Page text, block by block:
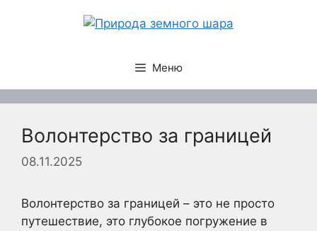
Меню
Волонтерство за границей
08.11.2025
Волонтерство за границей – это не просто
путешествие, это глубокое погружение в